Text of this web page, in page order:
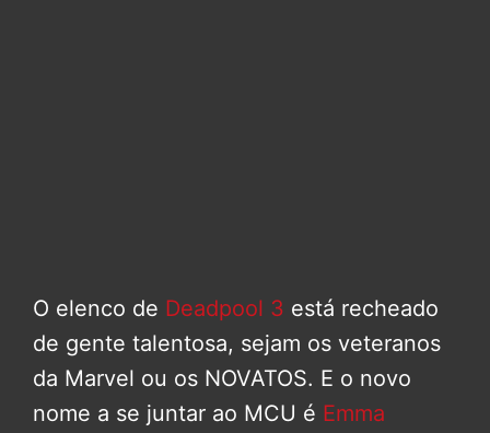
O elenco de Deadpool 3 está recheado
de gente talentosa, sejam os veteranos
da Marvel ou os NOVATOS. E o novo
nome a se juntar ao MCU é Emma